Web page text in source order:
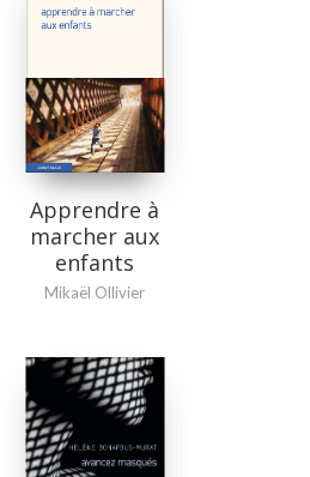
Apprendre à
marcher aux
enfants
Mikaël Ollivier